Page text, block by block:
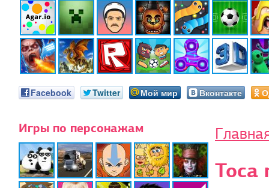
Facebook Twitter Мой мир Вконтакте
Игры по персонажам
Toca